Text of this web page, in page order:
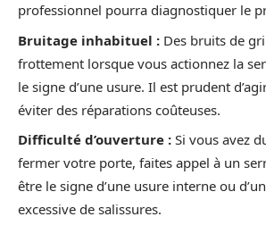
professionnel pourra diagnostiquer le
Bruitage inhabituel : Des bruits de
frottement lorsque vous actionnez la
le signe d’une usure. Il est prudent
éviter des réparations coûteuses.
Difficulté d’ouverture : Si vous avez
fermer votre porte, faites appel à un
être le signe d’une usure interne ou
excessive de salissures.